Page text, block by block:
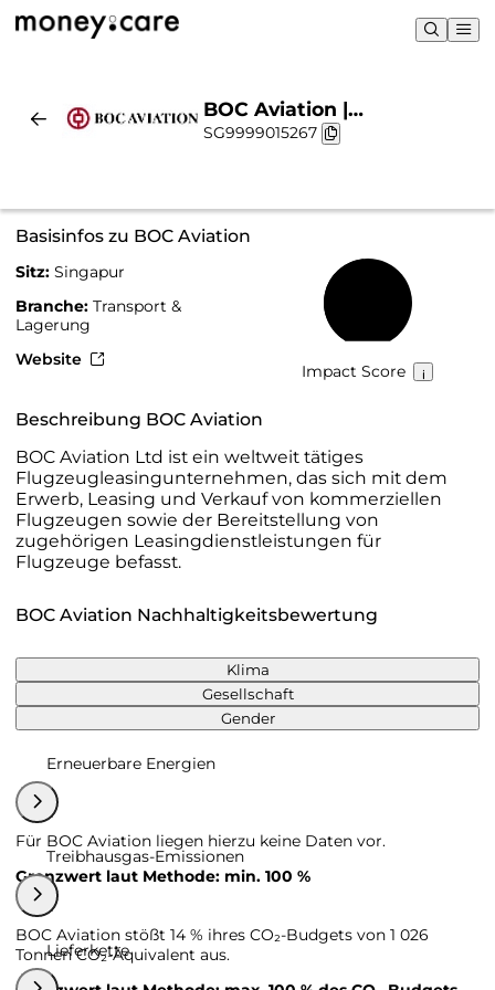
BOC Aviation |
Nachhaltigkeit & Chart
SG9999015267
Basisinfos zu BOC Aviation
Sitz: Singapur
Branche: Transport &
Lagerung
Website
Impact Score
Beschreibung BOC Aviation
BOC Aviation Ltd ist ein weltweit tätiges
Flugzeugleasingunternehmen, das sich mit dem
Erwerb, Leasing und Verkauf von kommerziellen
Flugzeugen sowie der Bereitstellung von
zugehörigen Leasingdienstleistungen für
Flugzeuge befasst.
BOC Aviation Nachhaltigkeitsbewertung
Klima
Gesellschaft
Gender
Erneuerbare Energien
Für BOC Aviation liegen hierzu keine Daten vor.
Grenzwert laut Methode: min. 100 %
Treibhausgas-Emissionen
BOC Aviation stößt 14 % ihres CO₂-Budgets von 1 026
Tonnen CO₂-Äquivalent aus.
Lieferkette